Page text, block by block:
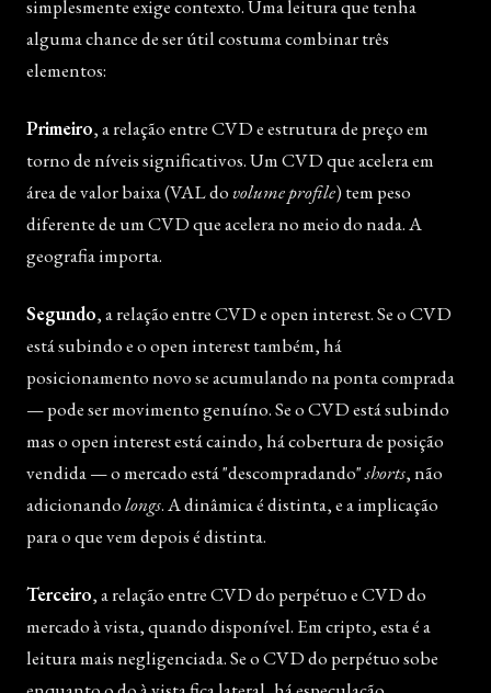
simplesmente exige contexto. Uma leitura que tenha
alguma chance de ser útil costuma combinar três
elementos:
Primeiro, a relação entre CVD e estrutura de preço em
torno de níveis significativos. Um CVD que acelera em
área de valor baixa (VAL do volume profile) tem peso
diferente de um CVD que acelera no meio do nada. A
geografia importa.
Segundo, a relação entre CVD e open interest. Se o CVD
está subindo e o open interest também, há
posicionamento novo se acumulando na ponta comprada
— pode ser movimento genuíno. Se o CVD está subindo
mas o open interest está caindo, há cobertura de posição
vendida — o mercado está "descompradando"shorts, não
adicionandolongs. A dinâmica é distinta, e a implicação
para o que vem depois é distinta.
Terceiro, a relação entre CVD do perpétuo e CVD do
mercado à vista, quando disponível. Em cripto, esta é a
leitura mais negligenciada. Se o CVD do perpétuo sobe